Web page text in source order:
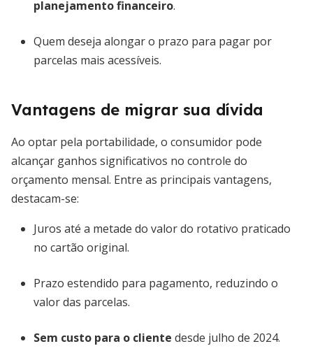
planejamento financeiro.
Quem deseja alongar o prazo para pagar por
parcelas mais acessíveis.
Vantagens de migrar sua dívida
Ao optar pela portabilidade, o consumidor pode
alcançar ganhos significativos no controle do
orçamento mensal. Entre as principais vantagens,
destacam-se:
Juros até a metade do valor do rotativo praticado
no cartão original.
Prazo estendido para pagamento, reduzindo o
valor das parcelas.
Sem custo para o cliente desde julho de 2024.